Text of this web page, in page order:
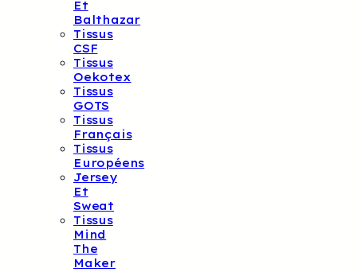
Et
Balthazar
Tissus
CSF
Tissus
Oekotex
Tissus
GOTS
Tissus
Français
Tissus
Européens
Jersey
Et
Sweat
Tissus
Mind
The
Maker